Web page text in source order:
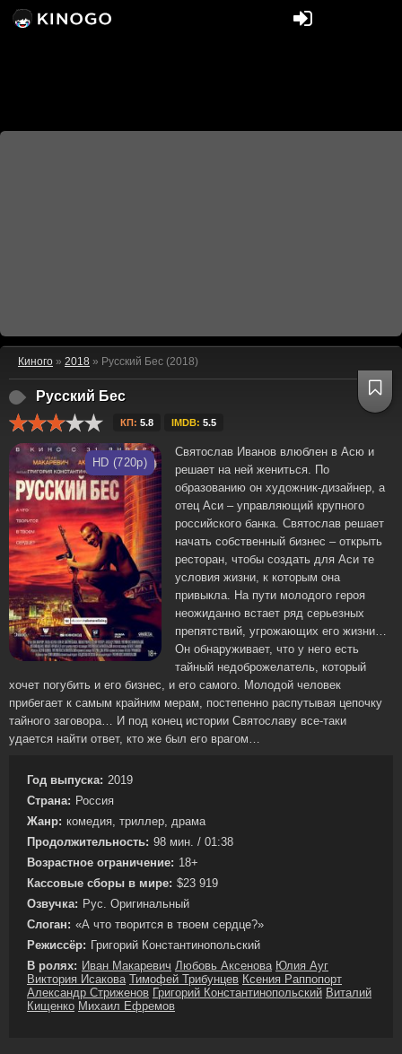
Киного » 2018 » Русский Бес (2018)
Русский Бес
КП: 5.8 IMDB: 5.5
HD (720p)
Святослав Иванов влюблен в Асю и
решает на ней жениться. По
образованию он художник-дизайнер, а
отец Аси – управляющий крупного
российского банка. Святослав решает
начать собственный бизнес – открыть
ресторан, чтобы создать для Аси те
условия жизни, к которым она
привыкла. На пути молодого героя
неожиданно встает ряд серьезных
препятствий, угрожающих его жизни…
Он обнаруживает, что у него есть
тайный недоброжелатель, который
хочет погубить и его бизнес, и его самого. Молодой человек
прибегает к самым крайним мерам, постепенно распутывая цепочку
тайного заговора… И под конец истории Святославу все-таки
удается найти ответ, кто же был его врагом…
Год выпуска: 2019
Страна: Россия
Жанр: комедия, триллер, драма
Продолжительность: 98 мин. / 01:38
Возрастное ограничение: 18+
Кассовые сборы в мире: $23 919
Озвучка: Рус. Оригинальный
Слоган: «А что творится в твоем сердце?»
Режиссёр: Григорий Константинопольский
В ролях: Иван Макаревич Любовь Аксенова Юлия Ауг
Виктория Исакова Тимофей Трибунцев Ксения Раппопорт
Александр Стриженов Григорий Константинопольский Виталий
Кищенко Михаил Ефремов